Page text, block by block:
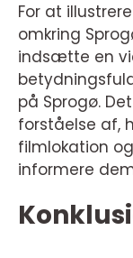
For at
omkring
indsætte en
på Sprogø.
forståelse af,
filmlokation
informere